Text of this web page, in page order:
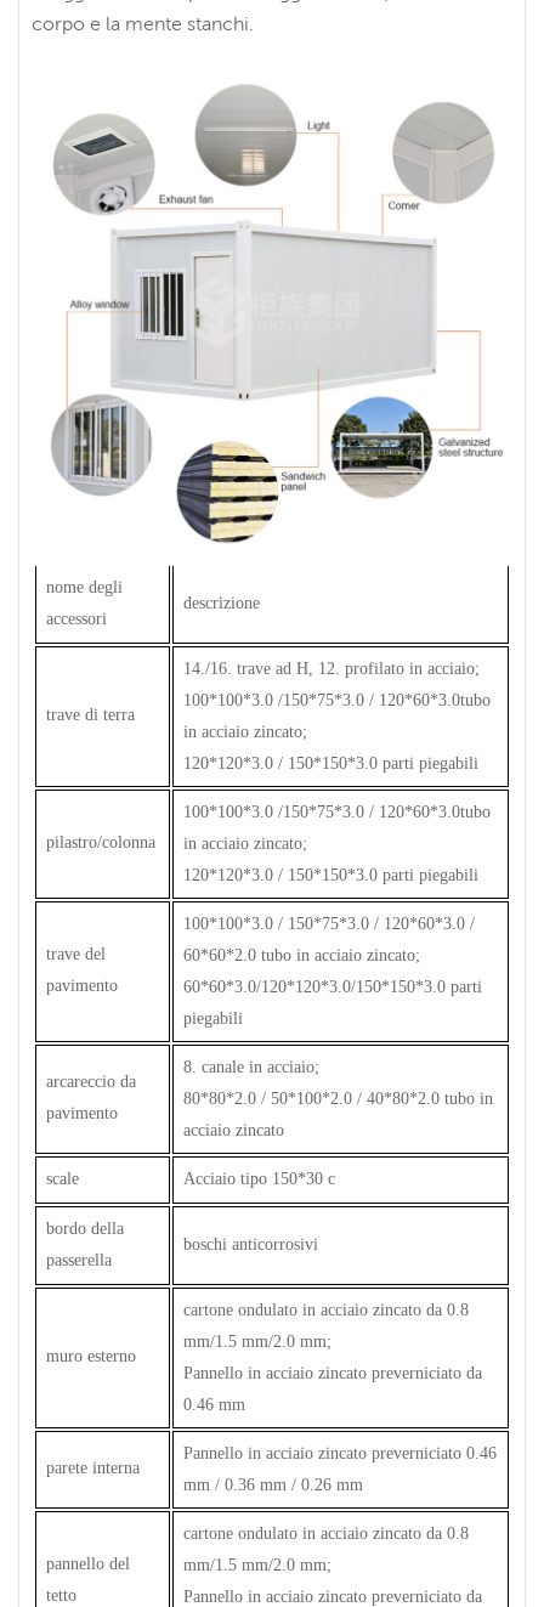
corpo e la mente stanchi.
nome degli
accessori
descrizione
trave di terra
14./16. trave ad H, 12. profilato in acciaio;
100*100*3.0 /150*75*3.0 / 120*60*3.0tubo
in acciaio zincato;
120*120*3.0 / 150*150*3.0 parti piegabili
pilastro/colonna
100*100*3.0 /150*75*3.0 / 120*60*3.0tubo
in acciaio zincato;
120*120*3.0 / 150*150*3.0 parti piegabili
trave del
pavimento
100*100*3.0 / 150*75*3.0 / 120*60*3.0 /
60*60*2.0 tubo in acciaio zincato;
60*60*3.0/120*120*3.0/150*150*3.0 parti
piegabili
arcareccio da
pavimento
8. canale in acciaio;
80*80*2.0 / 50*100*2.0 / 40*80*2.0 tubo in
acciaio zincato
scale Acciaio tipo 150*30 c
bordo della
passerella
boschi anticorrosivi
muro esterno
cartone ondulato in acciaio zincato da 0.8
mm/1.5 mm/2.0 mm;
Pannello in acciaio zincato preverniciato da
0.46 mm
parete interna
Pannello in acciaio zincato preverniciato 0.46
mm / 0.36 mm / 0.26 mm
pannello del
tetto
cartone ondulato in acciaio zincato da 0.8
mm/1.5 mm/2.0 mm;
Pannello in acciaio zincato preverniciato da